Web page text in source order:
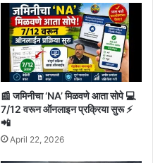
📰 जमिनीचा ‘NA’ मिळवणे आता सोपे 💻
7/12 वरून ऑनलाइन प्रक्रिया सुरू ⚡
📲
April 22, 2026